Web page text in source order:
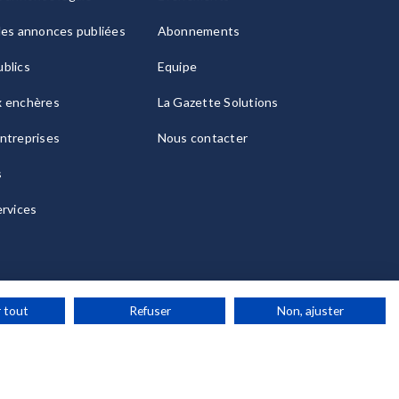
annonces publiées
enchères
Abonnements
Equipe
La Gazette Solutions
Nous contacter
tout Refuser Non, ajuster